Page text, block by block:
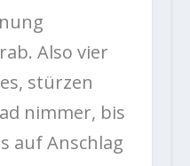
Also vier
stürzen
nimmer, bis
auf Anschlag